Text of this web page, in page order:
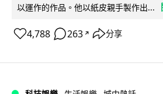
以運作的作品。他以紙皮親手製作出...
4,788 263 ↗ 分享